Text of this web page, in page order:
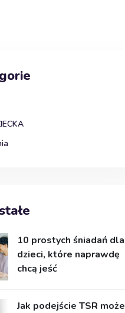
10 prostych śniadań dla
dzieci, które naprawdę
chcą jeść
Jak podejście TSR może